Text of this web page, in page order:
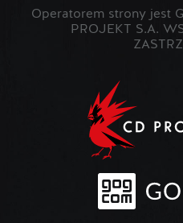
Operatorem strony jest
PROJEKT S.A.